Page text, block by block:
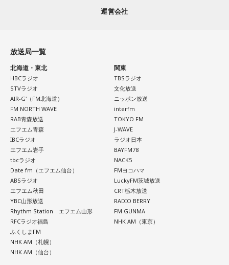
■放送日時：2026年8月11日（火・祝）午前9時00分～10時
00分
■出演：田村淳、砂山圭大郎（文化放送アナウンサー）
■提供：全日本葬祭業協同組合連合会（全葬連）
を引退した後は、サッカー解説者としてメディアでの活動の
藤木：決勝トーナメントの相手がブラジルに決まった際、塩
貝選手の言葉が切り取られて話題になったというか、ブラジ
ルにちょっと火をつけてしまった部分もあるのかなと思った
のですが。
福田：そうですね。塩貝選手に悪意はなかったと思います
し、素直に自分の気持ちを言っただけなのですが、それをブ
ラジルサイドがうまく切り取って、結果的に彼らのモチベー
ションを上げるような形になってしまったので、それはあま
り良くなかったかなと思います。
何を言っているかというと、日本とブラジルの力関係は間違
いなくブラジルが上なんですよ。そこで日本サイドが考えな
きゃいけないことは、ブラジルに油断してもらう、隙を見せ
てもらうということも1つだと思っていて。
運営会社
放送局一覧
北海道・東北
HBCラジオ
STVラジオ
AIR-G'（FM北海道）
FM NORTH WAVE
RAB青森放送
エフエム青森
IBCラジオ
エフエム岩手
tbcラジオ
Date fm（エフエム仙台）
ABSラジオ
エフエム秋田
YBC山形放送
Rhythm Station エフエム山形
RFCラジオ福島
ふくしまFM
NHK AM（札幌）
NHK AM（仙台）
関東
TBSラジオ
文化放送
ニッポン放送
interfm
TOKYO FM
J-WAVE
ラジオ日本
BAYFM78
NACK5
FMヨコハマ
LuckyFM茨城放送
CRT栃木放送
RADIO BERRY
FM GUNMA
NHK AM（東京）